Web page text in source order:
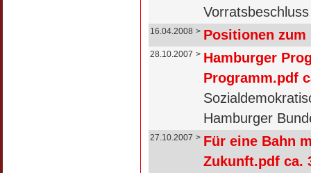
16.04.2008 > Positionen
28.10.2007 > Hamburger
Programm.pdf
Hamburger
27.10.2007 > Für eine Bahn
Zukunft.pdf ca.